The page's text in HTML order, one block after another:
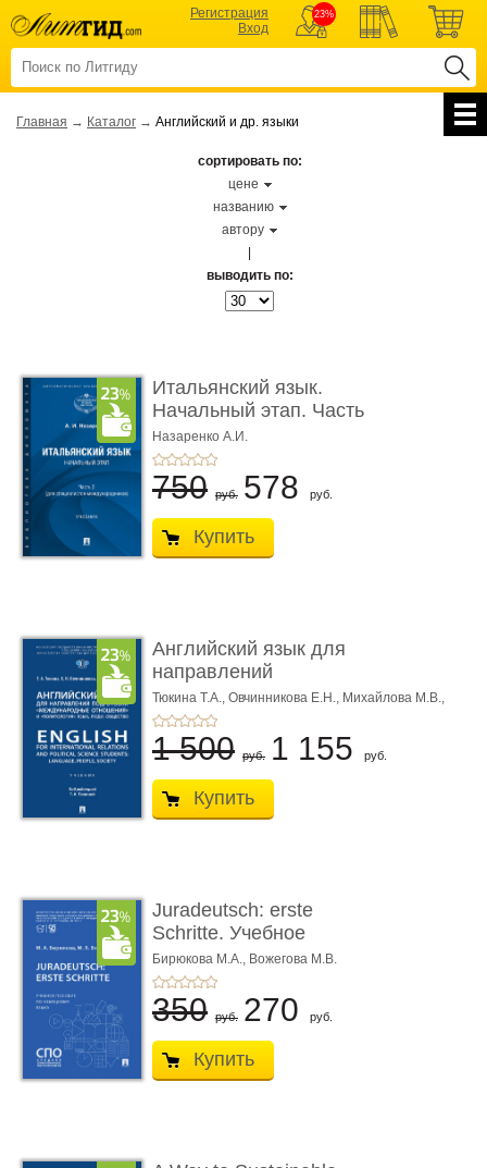
Регистрация
Вход
23%
Главная → Каталог → Английский и др. языки
сортировать по:
цене
названию
автору
выводить по:
Итальянский язык.
Начальный этап. Часть
2. Учеб� ...
Назаренко А.И.
750 руб. 578 руб.
Купить
Английский язык для
направлений
подготовки «М ...
Тюкина Т.А., Овчинникова Е.Н., Михайлова М.В.,
Под ред. Тюкиной Т.А.
1 500 руб. 1 155 руб.
Купить
Juradeutsch: erste
Schritte. Учебное
пособие по немецкому
я ...
Бирюкова М.А., Вожегова М.В.
350 руб. 270 руб.
Купить